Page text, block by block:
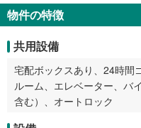
物件の特徴
共用設備
宅配ボックスあり、24時間
ルーム、エレベーター、バ
含む）、オートロック